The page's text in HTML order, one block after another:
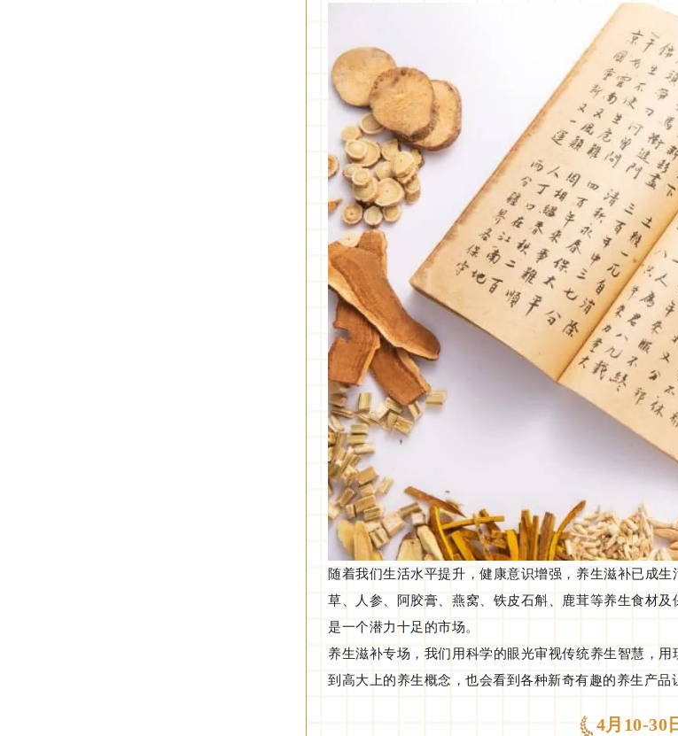
随着我们生活水平提升，健康意识增强，养生滋补已成
草、人参、阿胶膏、燕窝、铁皮石斛、鹿茸等养生食材
是一个潜力十足的市场。
养生滋补专场，我们用科学的眼光审视传统养生智慧，
到高大上的养生概念，也会看到各种新奇有趣的养生产品
4月10-30